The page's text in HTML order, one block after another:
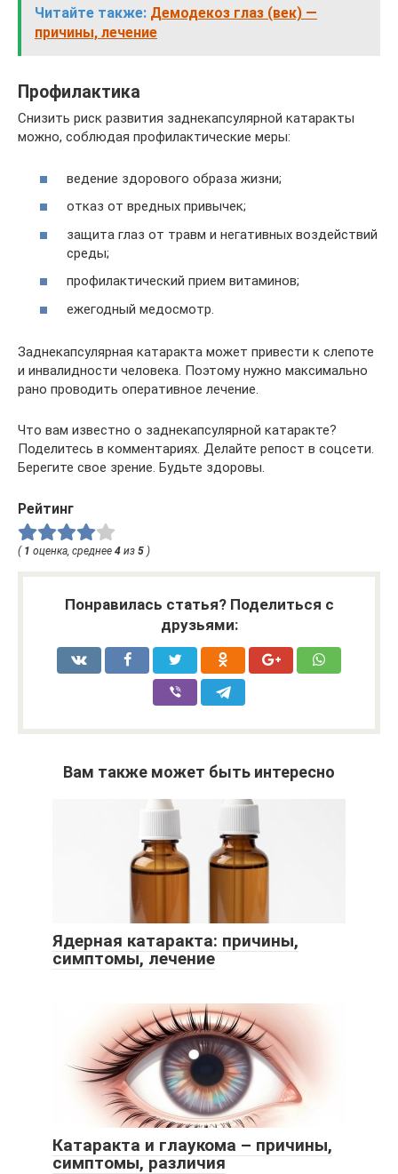
Читайте также: Демодекоз глаз (век) —
причины, лечение
Профилактика
Снизить риск развития заднекапсулярной катаракты
можно, соблюдая профилактические меры:
ведение здорового образа жизни;
отказ от вредных привычек;
защита глаз от травм и негативных воздействий
среды;
профилактический прием витаминов;
ежегодный медосмотр.
Заднекапсулярная катаракта может привести к слепоте
и инвалидности человека. Поэтому нужно максимально
рано проводить оперативное лечение.
Что вам известно о заднекапсулярной катаракте?
Поделитесь в комментариях. Делайте репост в соцсети.
Берегите свое зрение. Будьте здоровы.
Рейтинг
( 1 оценка, среднее 4 из 5 )
Понравилась статья? Поделиться с
друзьями:
Вам также может быть интересно
Ядерная катаракта: причины,
симптомы, лечение
Катаракта и глаукома – причины,
симптомы, различия